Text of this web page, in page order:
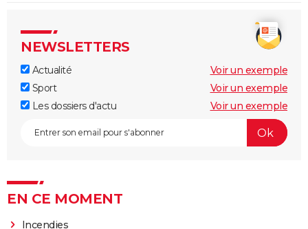
NEWSLETTERS
Actualité
Voir un exemple
Sport
Voir un exemple
Les dossiers d'actu
Voir un exemple
EN CE MOMENT
Incendies